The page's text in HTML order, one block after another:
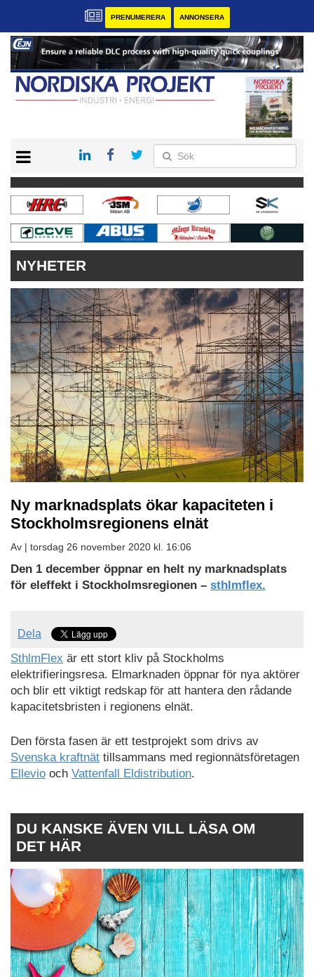
PRENUMERERA ANNONSERA
KONTAKT
VÅRA ANDRA MAGASIN
PRENUMERERA
ANNONSERA
NYHETER
Ny marknadsplats ökar kapaciteten i
Stockholmsregionens elnät
Av | torsdag 26 november 2020 kl. 16:06
Den 1 december öppnar en helt ny marknadsplats
för eleffekt i Stockholmsregionen – sthlmflex.
Dela
SthlmFlex är ett stort kliv på Stockholms
elektrifieringsresa. Elmarknaden öppnar för nya aktörer
och blir ett viktigt redskap för att hantera den rådande
kapacitetsbristen i regionens elnät.
Den första fasen är ett testprojekt som drivs av
Svenska kraftnät tillsammans med regionnätsföretagen
Ellevio och Vattenfall Eldistribution.
DU KANSKE ÄVEN VILL LÄSA OM
DET HÄR